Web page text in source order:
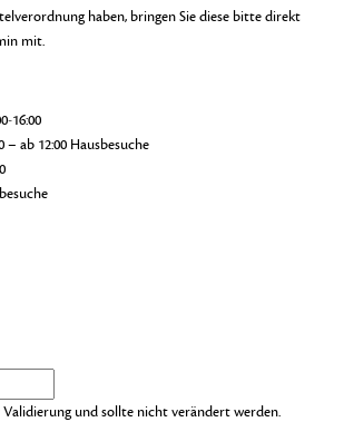
haben, bringen Sie diese bitte direkt
mit.
16:00
– ab 12:00 Hausbesuche
Validierung und sollte nicht verändert werden.